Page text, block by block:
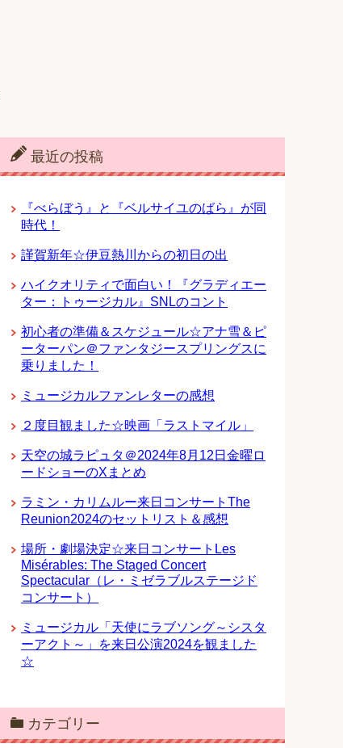
最近の投稿
『べらぼう』と『ベルサイユのばら』が同
時代！
謹賀新年☆伊豆熱川からの初日の出
ハイクオリティで面白い！『グラディエー
ター：トゥージカル』SNLのコント
初心者の準備＆スケジュール☆アナ雪＆ピ
ーターパン＠ファンタジースプリングスに
乗りました！
ミュージカルファンレターの感想
２度目観ました☆映画「ラストマイル」
天空の城ラピュタ＠2024年8月12日金曜ロ
ードショーのXまとめ
ラミン・カリムルー来日コンサートThe
Reunion2024のセットリスト＆感想
場所・劇場決定☆来日コンサートLes
Misérables: The Staged Concert
Spectacular（レ・ミゼラブルステージド
コンサート）
ミュージカル「天使にラブソング～シスタ
ーアクト～」を来日公演2024を観ました
☆
カテゴリー